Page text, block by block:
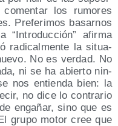
los rumo­res
Pre­fe­ri­mos basar­nos
Intro­duc­ción
afir­ma
radi­cal­men­te la situa­
No es ver­dad. No
ni se ha abier­to nin­
nos entien­da bien: la
no dice lo con­tra­rio
enga­ñar, sino que es
gru­po motor cree que